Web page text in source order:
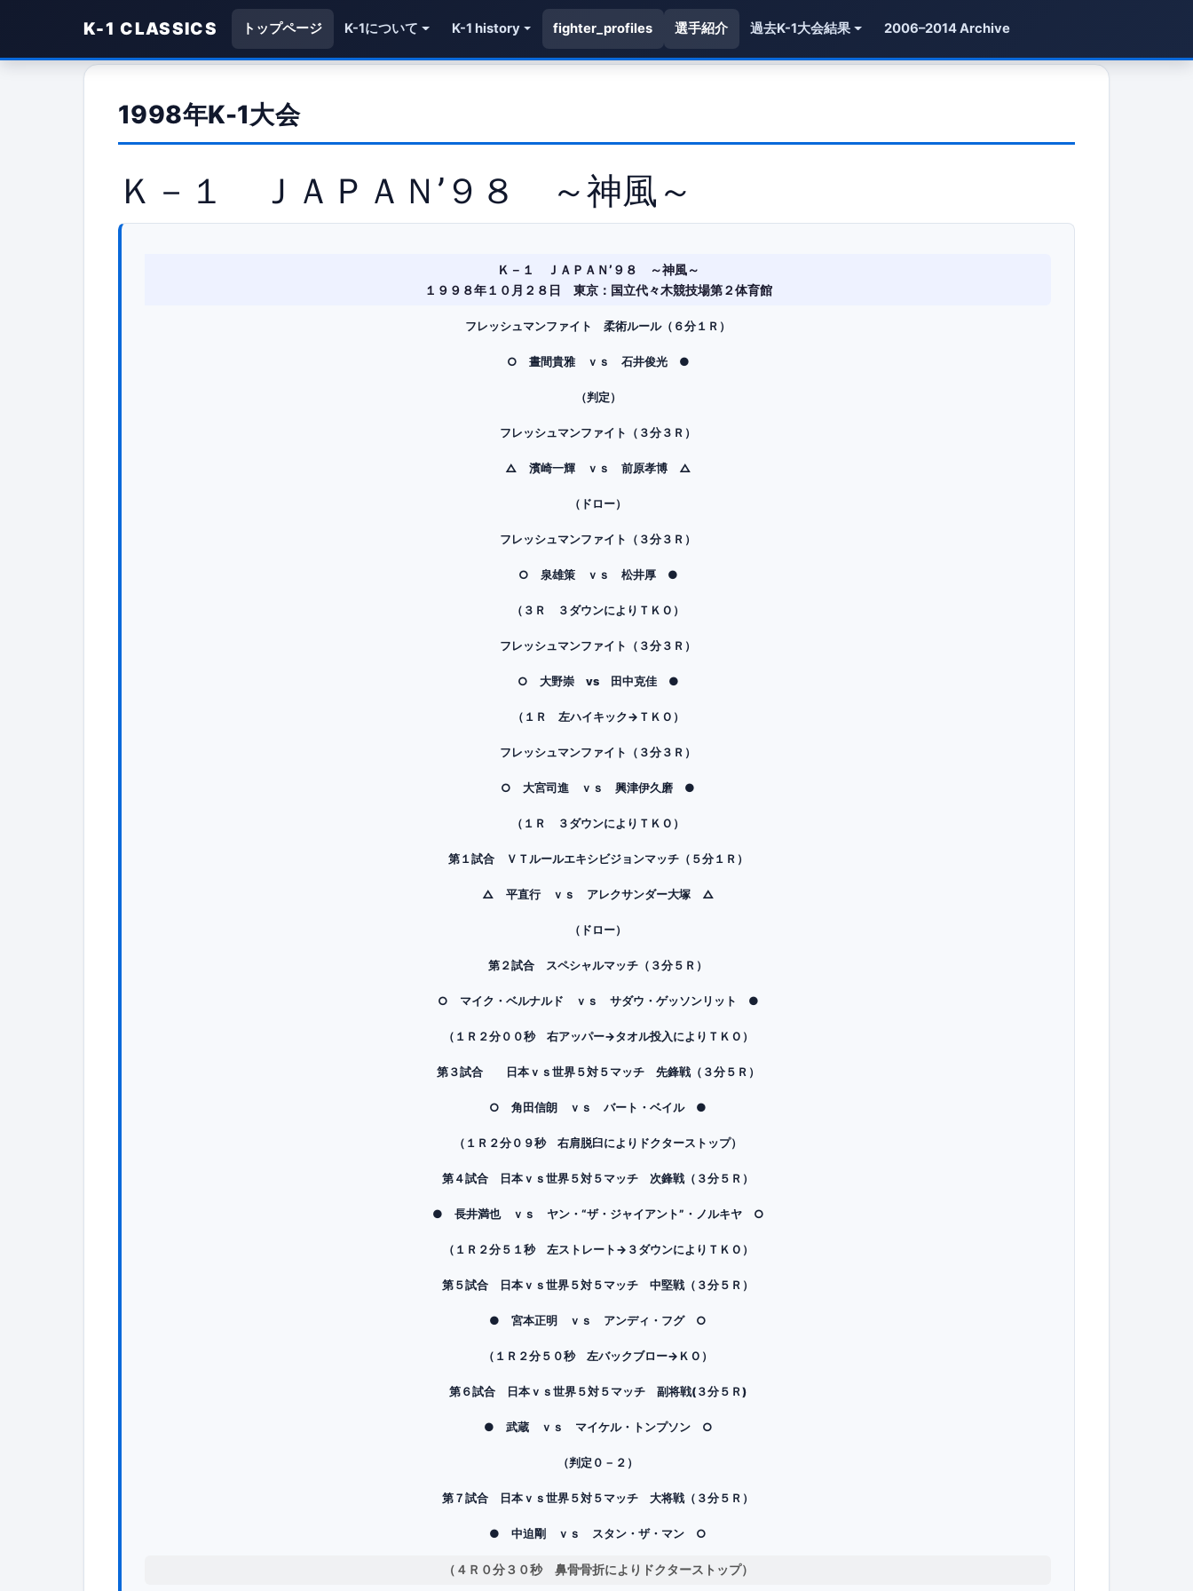
K-1 CLASSICS トップページ K-1について K-1 history fighter_profiles 選手紹介 過去K-1大会結果 2006–2014 Archive
1998年K-1大会
Ｋ－１ ＪＡＰＡＮ’９８ ～神風～
Ｋ－１ ＪＡＰＡＮ’９８ ～神風～
１９９８年１０月２８日 東京：国立代々木競技場第２体育館
フレッシュマンファイト 柔術ルール（６分１Ｒ）
○ 晝間貴雅 ｖｓ 石井俊光 ●
（判定）
フレッシュマンファイト（３分３Ｒ）
△ 濱崎一輝 ｖｓ 前原孝博 △
（ドロー）
フレッシュマンファイト（３分３Ｒ）
○ 泉雄策 ｖｓ 松井厚 ●
（３Ｒ ３ダウンによりＴＫＯ）
フレッシュマンファイト（３分３Ｒ）
○ 大野崇 vs 田中克佳 ●
（１Ｒ 左ハイキック→ＴＫＯ）
フレッシュマンファイト（３分３Ｒ）
○ 大宮司進 ｖｓ 興津伊久磨 ●
（１Ｒ ３ダウンによりＴＫＯ）
第１試合 ＶＴルールエキシビジョンマッチ（５分１Ｒ）
△ 平直行 ｖｓ アレクサンダー大塚 △
（ドロー）
第２試合 スペシャルマッチ（３分５Ｒ）
○ マイク・ベルナルド ｖｓ サダウ・ゲッソンリット ●
（１Ｒ２分００秒 右アッパー→タオル投入によりＴＫＯ）
第３試合 日本ｖｓ世界５対５マッチ 先鋒戦（３分５Ｒ）
○ 角田信朗 ｖｓ バート・ベイル ●
（１Ｒ２分０９秒 右肩脱臼によりドクターストップ）
第４試合 日本ｖｓ世界５対５マッチ 次鋒戦（３分５Ｒ）
● 長井満也 ｖｓ ヤン・“ザ・ジャイアント”・ノルキヤ ○
（１Ｒ２分５１秒 左ストレート→３ダウンによりＴＫＯ）
第５試合 日本ｖｓ世界５対５マッチ 中堅戦（３分５Ｒ）
● 宮本正明 ｖｓ アンディ・フグ ○
（１Ｒ２分５０秒 左バックブロー→ＫＯ）
第６試合 日本ｖｓ世界５対５マッチ 副将戦(３分５Ｒ)
● 武蔵 ｖｓ マイケル・トンプソン ○
（判定０－２）
第７試合 日本ｖｓ世界５対５マッチ 大将戦（３分５Ｒ）
● 中迫剛 ｖｓ スタン・ザ・マン ○
（４Ｒ０分３０秒 鼻骨骨折によりドクターストップ）